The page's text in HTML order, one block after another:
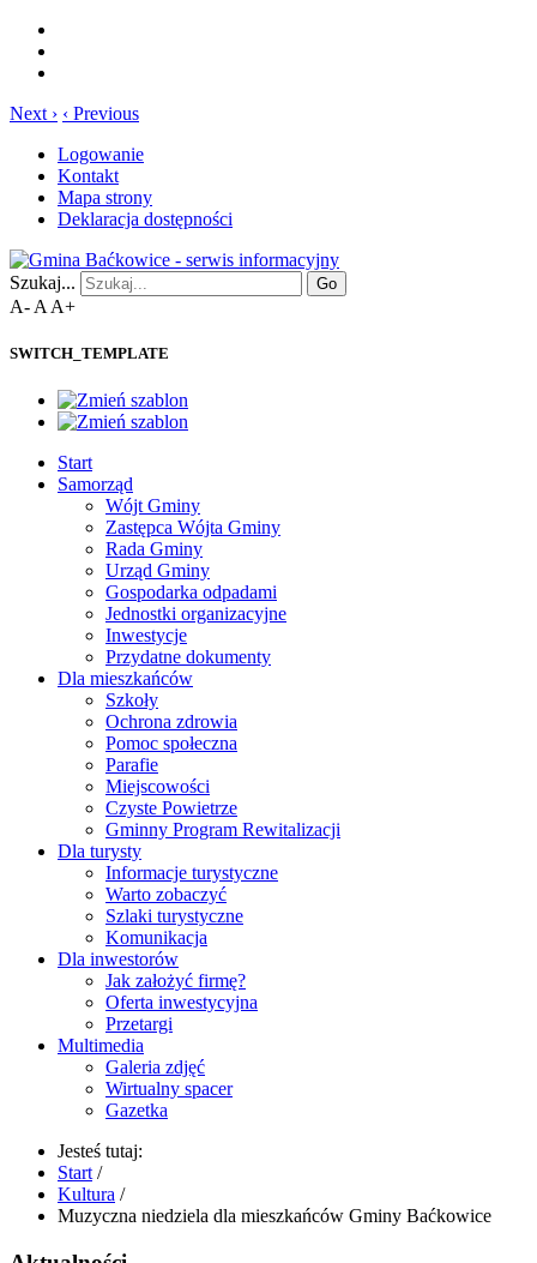
Next › ‹ Previous
Logowanie
Kontakt
Mapa strony
Deklaracja dostępności
Szukaj... Go
A- A A+
SWITCH_TEMPLATE
Start
Samorząd
Wójt Gminy
Zastępca Wójta Gminy
Rada Gminy
Urząd Gminy
Gospodarka odpadami
Jednostki organizacyjne
Inwestycje
Przydatne dokumenty
Dla mieszkańców
Szkoły
Ochrona zdrowia
Pomoc społeczna
Parafie
Miejscowości
Czyste Powietrze
Gminny Program Rewitalizacji
Dla turysty
Informacje turystyczne
Warto zobaczyć
Szlaki turystyczne
Komunikacja
Dla inwestorów
Jak założyć firmę?
Oferta inwestycyjna
Przetargi
Multimedia
Galeria zdjęć
Wirtualny spacer
Gazetka
Jesteś tutaj:
Start /
Kultura /
Muzyczna niedziela dla mieszkańców Gminy Baćkowice